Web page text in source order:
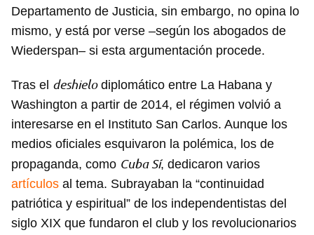
Guardar como favorito
Para poder guardar como favorito, primero has de
iniciar sesión con tu cuenta de 14ymedio.
Departamento de Justicia, sin embargo, no opina lo
mismo, y está por verse –según los abogados de
Wiederspan– si esta argumentación procede.
Tras el deshielodiplomático entre La Habana y
Washington a partir de 2014, el régimen volvió a
interesarse en el Instituto San Carlos. Aunque los
medios oficiales esquivaron la polémica, los de
propaganda, como Cuba Sí, dedicaron varios
artículos al tema. Subrayaban la “continuidad
patriótica y espiritual” de los independentistas del
siglo XIX que fundaron el club y los revolucionarios